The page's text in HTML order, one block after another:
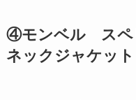
④モンベル スペ
ネックジャケット